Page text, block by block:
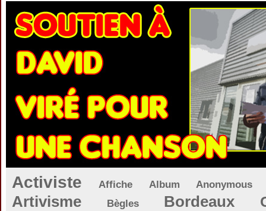
Activiste Affiche Album Anonymous
Artivisme Bègles Bordeaux